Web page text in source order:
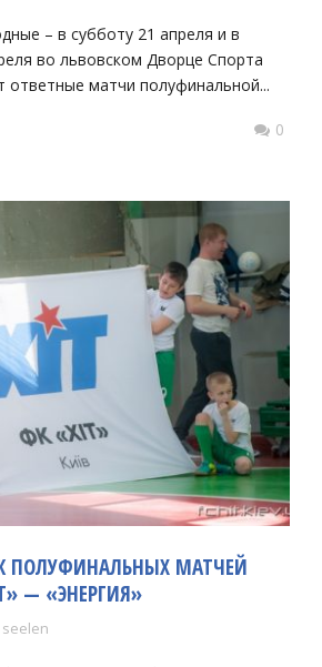
– в субботу 21 апреля и в
во львовском Дворце Спорта
ответные матчи полуфинальной...
0
ПОЛУФИНАЛЬНЫХ МАТЧЕЙ
— «ЭНЕРГИЯ»
seelen